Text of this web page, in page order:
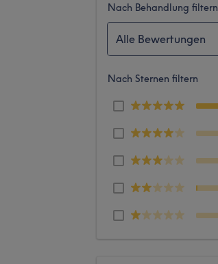
Nach Behandlung filtern
Alle Bewertungen
Nach Sternen filtern